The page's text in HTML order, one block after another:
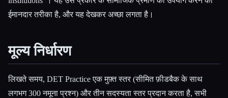
ईमानदार तरीका है, और यह देखकर अच्छा लगता है।
मूल्य निर्धारण
लिखते समय, DET Practice एक मुफ़्त स्तर (सीमित फ़ीडबैक के साथ
लगभग 300 नमूना प्रश्न) और तीन सदस्यता स्तर प्रदान करता है, सभी